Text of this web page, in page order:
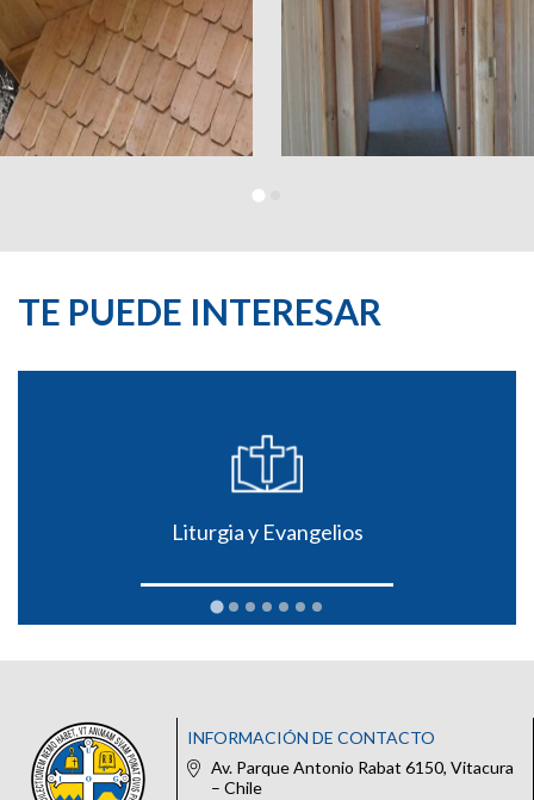
TE PUEDE INTERESAR
Liturgia y Evangelios
INFORMACIÓN DE CONTACTO
Av. Parque Antonio Rabat 6150, Vitacura
– Chile